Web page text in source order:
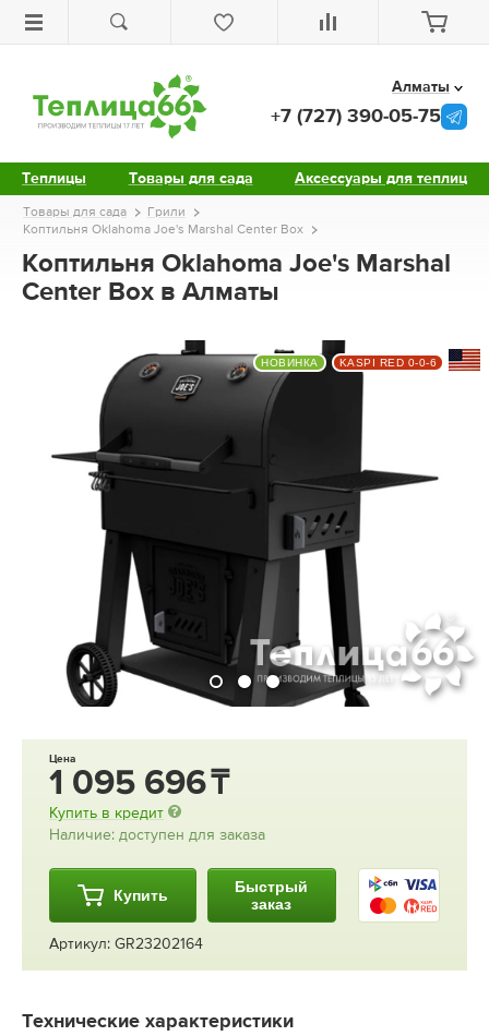
Теплицы Товары для сада Аксессуары для теплиц
Алматы
+7 (727) 390-05-75
Товары для сада
Грили
Коптильня Oklahoma Joe's Marshal Center Box
Коптильня Oklahoma Joe's Marshal
Center Box в Алматы
НОВИНКА KASPI RED 0-0-6
Цена
1 095 696
Купить в кредит
Наличие: доступен для заказа
Купить
Быстрый
заказ
Артикул: GR23202164
Технические характеристики